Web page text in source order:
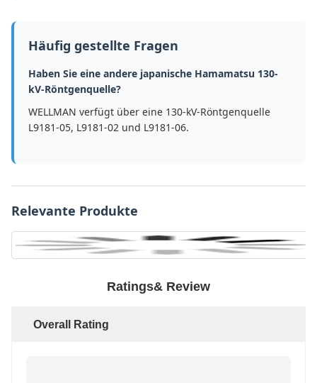
Häufig gestellte Fragen
Haben Sie eine andere japanische Hamamatsu 130-
kV-Röntgenquelle?
WELLMAN verfügt über eine 130-kV-Röntgenquelle
L9181-05, L9181-02 und L9181-06.
Relevante Produkte
Ratings& Review
Overall Rating